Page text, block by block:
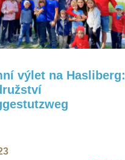
výlet na Hasliberg: